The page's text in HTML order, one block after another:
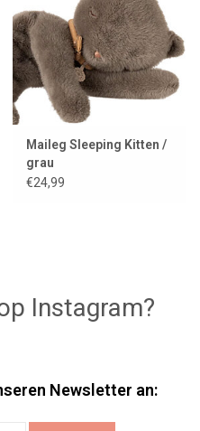
Maileg Sleeping Kitten /
grau
€24,99
Instagram?
Newsletter an: